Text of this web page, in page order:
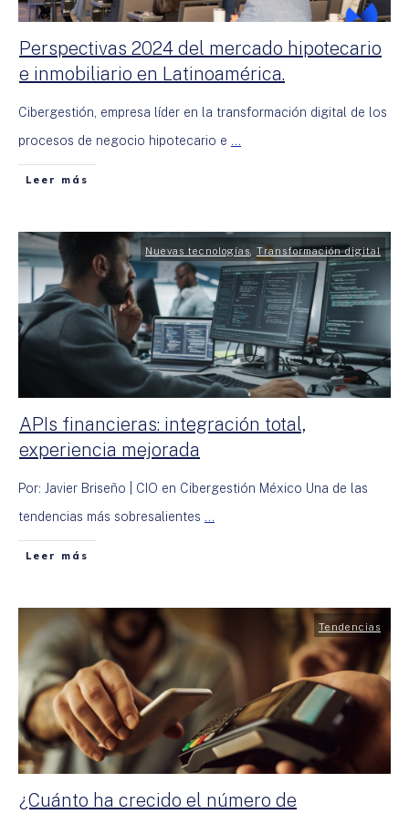
Perspectivas 2024 del mercado hipotecario
e inmobiliario en Latinoamérica.
Cibergestión, empresa líder en la transformación digital de los
procesos de negocio hipotecario e ...
Leer más
Nuevas tecnologías Transformación digital
APIs financieras: integración total,
experiencia mejorada
Por: Javier Briseño | CIO en Cibergestión México Una de las
tendencias más sobresalientes ...
Leer más
Tendencias
¿Cuánto ha crecido el número de